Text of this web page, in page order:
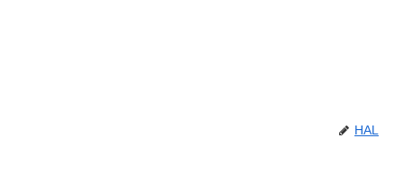
HAL